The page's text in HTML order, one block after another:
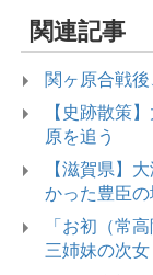
関連記事
関ヶ原合戦
【史跡散策
原を追う
【滋賀県】
かった豊臣の
「お初（常
三姉妹の次女